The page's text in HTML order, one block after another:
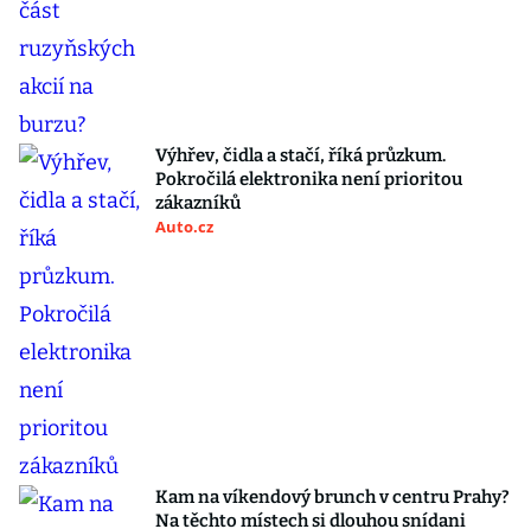
Výhřev, čidla a stačí, říká průzkum.
Pokročilá elektronika není prioritou
zákazníků
Auto.cz
Kam na víkendový brunch v centru Prahy?
Na těchto místech si dlouhou snídani